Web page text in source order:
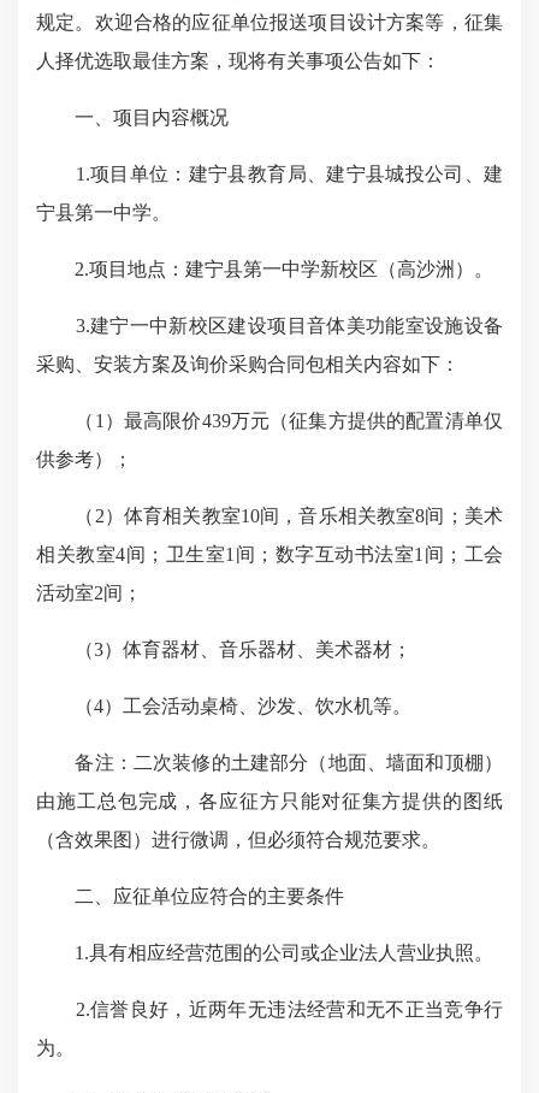
规定。欢迎合格的应征单位报送项目设计方案等，征集
人择优选取最佳方案，现将有关事项公告如下：
一、项目内容概况
1.项目单位：建宁县教育局、建宁县城投公司、建
宁县第一中学。
2.项目地点：建宁县第一中学新校区（高沙洲）。
3.建宁一中新校区建设项目音体美功能室设施设备
采购、安装方案及询价采购合同包相关内容如下：
（1）最高限价439万元（征集方提供的配置清单仅
供参考）；
（2）体育相关教室10间，音乐相关教室8间；美术
相关教室4间；卫生室1间；数字互动书法室1间；工会
活动室2间；
（3）体育器材、音乐器材、美术器材；
（4）工会活动桌椅、沙发、饮水机等。
备注：二次装修的土建部分（地面、墙面和顶棚）
由施工总包完成，各应征方只能对征集方提供的图纸
（含效果图）进行微调，但必须符合规范要求。
二、应征单位应符合的主要条件
1.具有相应经营范围的公司或企业法人营业执照。
2.信誉良好，近两年无违法经营和无不正当竞争行
为。